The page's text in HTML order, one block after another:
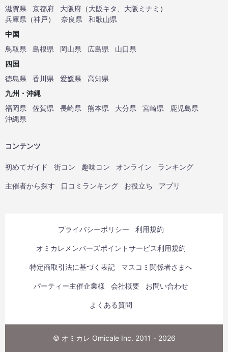
滋賀県
京都府 大阪府 （大阪キタ 大阪ミナミ ）
兵庫県 （神戸） 奈良県
和歌山県
中国
鳥取県
島根県 岡山県 広島県
山口県
四国
徳島県
香川県 愛媛県
高知県
九州・沖縄
福岡県
佐賀県 長崎県 熊本県 大分県 宮崎県
鹿児島県
沖縄県
コンテンツ
初めてガイド 街コン 趣味コン オンライン ランキング
主催者から探す 口コミランキング お役立ち アプリ
プライバシーポリシー 利用規約
オミカレメンバーズポイントサービス利用規約
特定商取引法に基づく表記 マスコミ関係者さまへ
パーティー主催企業様 会社概要 お問い合わせ
よくある質問
© オミカレ Omicale Inc. 2011 - 2026